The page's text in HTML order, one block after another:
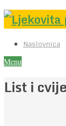
Naslovnica
Menu
List i